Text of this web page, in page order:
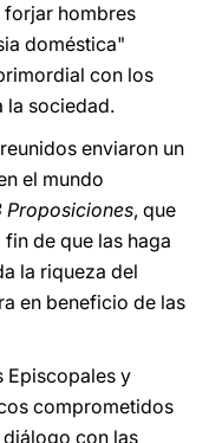
forjar hombres
doméstica"
con los
la sociedad.
enviaron un
el mundo
Proposiciones, que
de que las haga
la riqueza del
en beneficio de las
Episcopales y
comprometidos
diálogo con las